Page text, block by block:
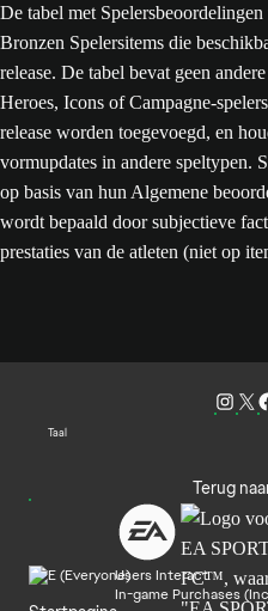
De tabel met
Bronzen Spelersitems die
release. De tabel bevat geen
Heroes, Icons of Campagne-
release worden toegevoegd, en
vormupdates in andere speltypen.
op basis van hun Algemene
wordt bepaald door subjectieve
prestaties van de atleten (niet op
Taal
Terug
Users Interact
In-game Purchases